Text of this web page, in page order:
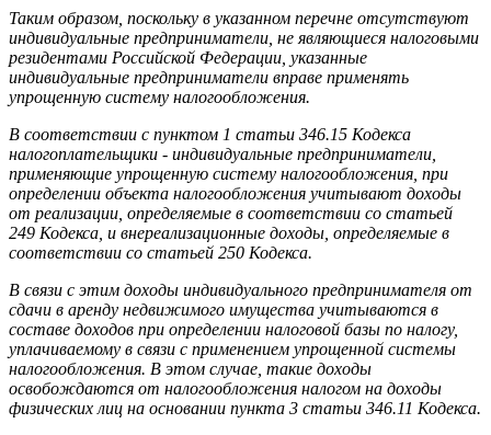
Таким образом, поскольку в указанном перечне отсутствуют
индивидуальные предприниматели, не являющиеся налоговыми
резидентами Российской Федерации, указанные
индивидуальные предприниматели вправе применять
упрощенную систему налогообложения.
В соответствии с пунктом 1 статьи 346.15 Кодекса
налогоплательщики - индивидуальные предприниматели,
применяющие упрощенную систему налогообложения, при
определении объекта налогообложения учитывают доходы
от реализации, определяемые в соответствии со статьей
249 Кодекса, и внереализационные доходы, определяемые в
соответствии со статьей 250 Кодекса.
В связи с этим доходы индивидуального предпринимателя от
сдачи в аренду недвижимого имущества учитываются в
составе доходов при определении налоговой базы по налогу,
уплачиваемому в связи с применением упрощенной системы
налогообложения. В этом случае, такие доходы
освобождаются от налогообложения налогом на доходы
физических лиц на основании пункта 3 статьи 346.11 Кодекса.